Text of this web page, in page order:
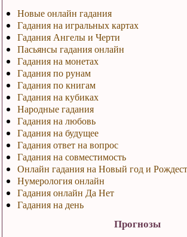
Новые онлайн гадания
Гадания на игральных картах
Гадания Ангелы и Черти
Пасьянсы гадания онлайн
Гадания на монетах
Гадания по рунам
Гадания по книгам
Гадания на кубиках
Народные гадания
Гадания на любовь
Гадания на будущее
Гадания ответ на вопрос
Гадания на совместимость
Онлайн гадания на Новый год и
Нумерология онлайн
Гадания онлайн Да Нет
Гадания на день
Прогнозы